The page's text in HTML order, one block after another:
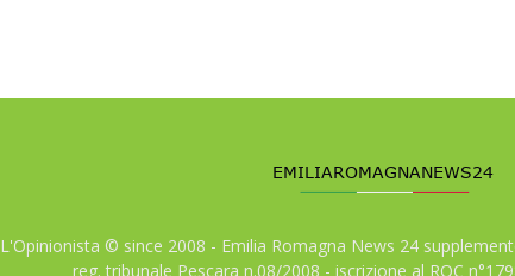
L'Opinionista © since 2008 - Emilia Romagna News 24
reg. tribunale Pescara n.08/2008 - iscrizione al ROC